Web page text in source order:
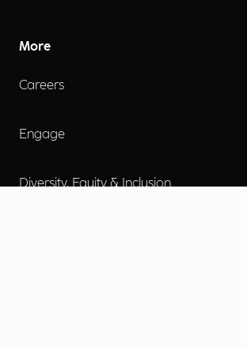
More
Careers
Engage
Diversity, Equity & Inclusion